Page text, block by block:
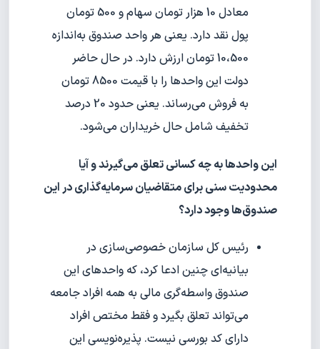
معادل 10 هزار تومان سهام و 500 تومان
پول نقد دارد. یعنی هر واحد صندوق به‌اندازه‌
10،500 تومان ارزش دارد. در حال حاضر
دولت این واحدها را با قیمت 8500 تومان
به فروش می‌رساند. یعنی حدود 20 درصد
تخفیف شامل حال خریداران می‌شود.
این واحدها به چه کسانی تعلق می‌گیرند و آیا
محدودیت سنی برای متقاضیان سرمایه‌گذاری در این
صندوق‌ها وجود دارد؟
رئیس کل سازمان خصوصی‌سازی در
بیانیه‌ای چنین ادعا کرد، که واحدهای این
صندوق واسطه‌گری مالی به همه افراد جامعه
می‌تواند تعلق بگیرد و فقط مختص افراد
دارای کد بورسی نیست. پذیره‌نویسی این